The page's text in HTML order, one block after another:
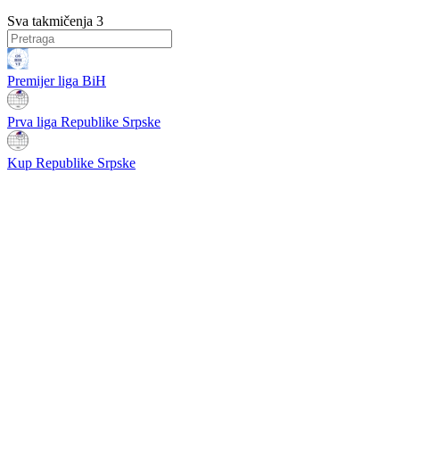
Sva takmičenja 3
Premijer liga BiH
Prva liga Republike Srpske
Kup Republike Srpske